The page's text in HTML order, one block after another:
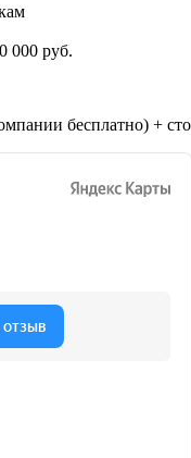
000 руб.
бесплатно) +